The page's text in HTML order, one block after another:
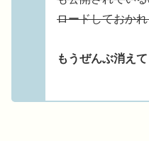
ロードしておか
もうぜんぶ消え